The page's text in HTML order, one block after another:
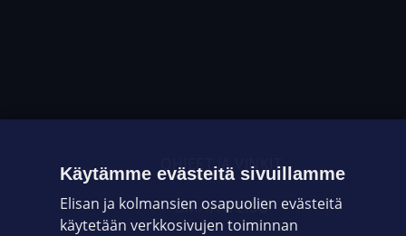
OHJEET JA VINKIT
OMAYHTEISÖ
Käytämme evästeitä sivuillamme
Elisan ja kolmansien osapuolien evästeitä
käytetään verkkosivujen toiminnan